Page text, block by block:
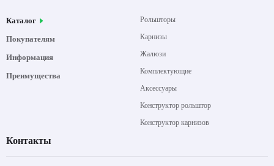
Каталог
Покупателям
Информация
Преимущества
Рольшторы
Карнизы
Жалюзи
Комплектующие
Аксессуары
Конструктор рольштор
Конструктор карнизов
Контакты